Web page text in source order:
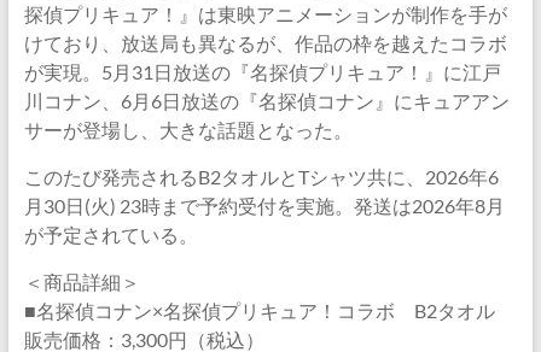
探偵プリキュア！』は東映アニメーションが制作を手が
けており、放送局も異なるが、作品の枠を越えたコラボ
が実現。5月31日放送の『名探偵プリキュア！』に江戸
川コナン、6月6日放送の『名探偵コナン』にキュアアン
サーが登場し、大きな話題となった。
このたび発売されるB2タオルとTシャツ共に、2026年6
月30日(火) 23時まで予約受付を実施。発送は2026年8月
が予定されている。
＜商品詳細＞
■名探偵コナン×名探偵プリキュア！コラボ B2タオル
販売価格：3,300円（税込）